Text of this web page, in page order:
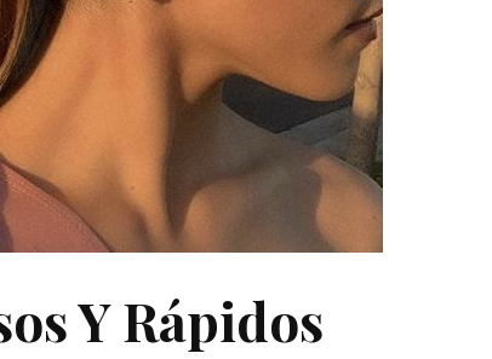
Y Rápidos